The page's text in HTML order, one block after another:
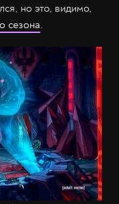
но это, видимо,
сезона.